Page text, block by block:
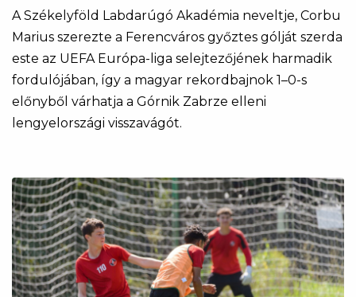
A Székelyföld Labdarúgó Akadémia neveltje, Corbu
Marius szerezte a Ferencváros győztes gólját szerda
este az UEFA Európa-liga selejtezőjének harmadik
fordulójában, így a magyar rekordbajnok 1–0-s
előnyből várhatja a Górnik Zabrze elleni
lengyelországi visszavágót.